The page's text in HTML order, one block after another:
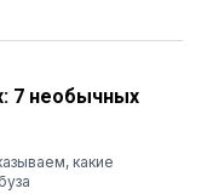
7 необычных
какие